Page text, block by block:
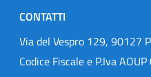
CONTATTI
Via del Vespro 129, 90127
Codice Fiscale e P.Iva